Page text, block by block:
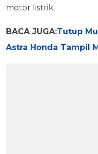
motor listrik.
BACA JUGA:Tutup
Astra Honda Tampil